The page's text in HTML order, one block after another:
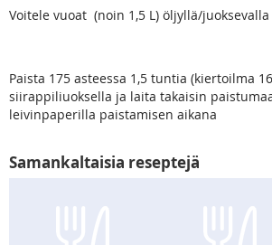
Voitele vuoat (noin 1,5 L) öljyllä/
Paista 175 asteessa 1,5 tuntia (kiertoilma
siirappiliuoksella ja laita takaisin
leivinpaperilla paistamisen aikana
Samankaltaisia reseptejä